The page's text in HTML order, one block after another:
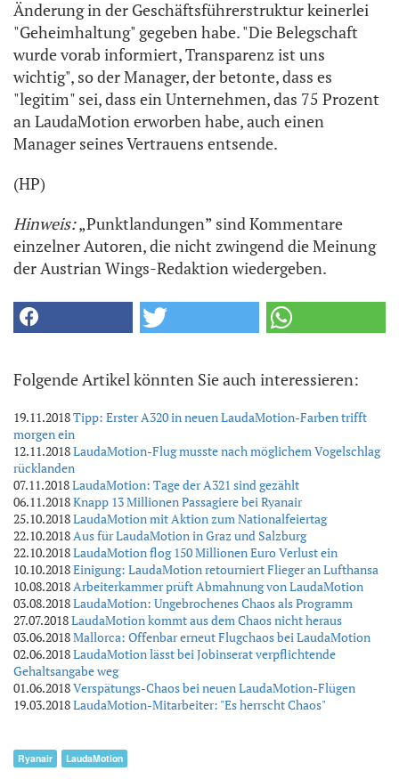
Änderung in der Geschäftsführerstruktur keinerlei
"Geheimhaltung" gegeben habe. "Die Belegschaft
wurde vorab informiert, Transparenz ist uns
wichtig", so der Manager, der betonte, dass es
"legitim" sei, dass ein Unternehmen, das 75 Prozent
an LaudaMotion erworben habe, auch einen
Manager seines Vertrauens entsende.
(HP)
Hinweis:„Punktlandungen” sind Kommentare
einzelner Autoren, die nicht zwingend die Meinung
der Austrian Wings-Redaktion wiedergeben.
Folgende Artikel könnten Sie auch interessieren:
19.11.2018Tipp: Erster A320 in neuen LaudaMotion-Farben trifft
morgen ein
12.11.2018LaudaMotion-Flug musste nach möglichem Vogelschlag
rücklanden
07.11.2018LaudaMotion: Tage der A321 sind gezählt
06.11.2018Knapp 13 Millionen Passagiere bei Ryanair
25.10.2018LaudaMotion mit Aktion zum Nationalfeiertag
22.10.2018Aus für LaudaMotion in Graz und Salzburg
22.10.2018LaudaMotion flog 150 Millionen Euro Verlust ein
10.10.2018Einigung: LaudaMotion retourniert Flieger an Lufthansa
10.08.2018Arbeiterkammer prüft Abmahnung von LaudaMotion
03.08.2018LaudaMotion: Ungebrochenes Chaos als Programm
27.07.2018LaudaMotion kommt aus dem Chaos nicht heraus
03.06.2018Mallorca: Offenbar erneut Flugchaos bei LaudaMotion
02.06.2018LaudaMotion lässt bei Jobinserat verpflichtende
Gehaltsangabe weg
01.06.2018Verspätungs-Chaos bei neuen LaudaMotion-Flügen
19.03.2018LaudaMotion-Mitarbeiter: "Es herrscht Chaos"
Ryanair LaudaMotion